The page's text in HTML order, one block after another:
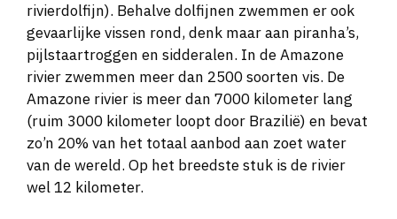
rivierdolfijn). Behalve dolfijnen zwemmen er ook
gevaarlijke vissen rond, denk maar aan piranha’s,
pijlstaartroggen en sidderalen. In de Amazone
rivier zwemmen meer dan 2500 soorten vis. De
Amazone rivier is meer dan 7000 kilometer lang
(ruim 3000 kilometer loopt door Brazilië) en bevat
zo’n 20% van het totaal aanbod aan zoet water
van de wereld. Op het breedste stuk is de rivier
wel 12 kilometer.